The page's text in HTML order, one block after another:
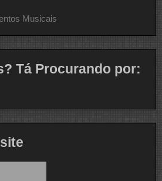
Musicais
Tá Procurando por: